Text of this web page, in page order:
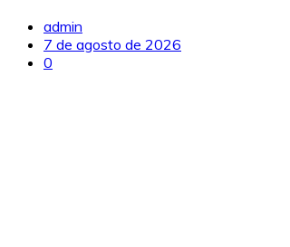
admin
7 de agosto de 2026
0